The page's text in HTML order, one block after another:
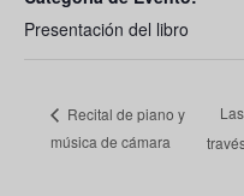
Presentación del libro
Recital de piano y
música de cámara